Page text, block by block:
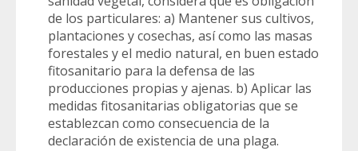
de los particulares: a) Mantener sus cultivos,
plantaciones y cosechas, así como las masas
forestales y el medio natural, en buen estado
fitosanitario para la defensa de las
producciones propias y ajenas. b) Aplicar las
medidas fitosanitarias obligatorias que se
establezcan como consecuencia de la
declaración de existencia de una plaga.